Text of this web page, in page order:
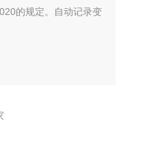
的规定。自动记录变